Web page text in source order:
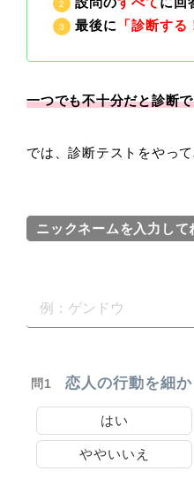
最後に
「診断する
一つでも不十分だと診断
では、診断テストをやって
ニックネームを入力して
問1 恋人の行動を細
はい
ややいいえ